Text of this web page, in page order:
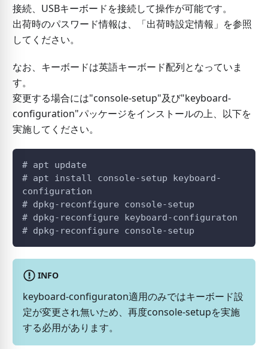
接続、USBキーボードを接続して操作が可能です。
出荷時のパスワード情報は、「出荷時設定情報」を参照
してください。
なお、キーボードは英語キーボード配列となっていま
す。
変更する場合には"console-setup"及び"keyboard-
configuration"パッケージをインストールの上、以下を
実施してください。
# apt update
# apt install console-setup keyboard-
configuration
# dpkg-reconfigure console-setup
# dpkg-reconfigure keyboard-configuraton
# dpkg-reconfigure console-setup
INFO
keyboard-configuraton適用のみではキーボード設
定が変更され無いため、再度console-setupを実施
する必用があります。